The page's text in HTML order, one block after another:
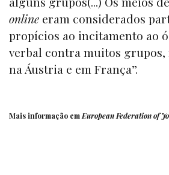
online eram considerados
propícios ao incitamento ao
verbal contra muitos grupos,
na Áustria e em França”.
Mais informação emEuropean Federation of